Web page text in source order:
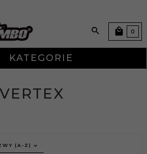
KATEGORIE
0
VERTEX
(A-Z)